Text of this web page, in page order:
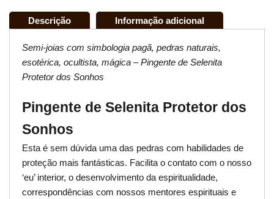
Descrição Informação adicional
Semi-joias com simbologia pagã, pedras naturais,
esotérica, ocultista, mágica – Pingente de Selenita
Protetor dos Sonhos
Pingente de Selenita Protetor dos
Sonhos
Esta é sem dúvida uma das pedras com habilidades de
proteção mais fantásticas. Facilita o contato com o nosso
‘eu’ interior, o desenvolvimento da espiritualidade,
correspondências com nossos mentores espirituais e